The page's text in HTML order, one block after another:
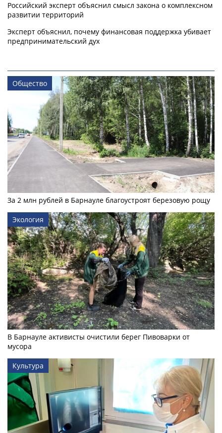
Российский эксперт объяснил смысл закона о комплексном
развитии территорий
Эксперт объяснил, почему финансовая поддержка убивает
предпринимательский дух
Общество
За 2 млн рублей в Барнауле благоустроят березовую рощу
Экология
В Барнауле активисты очистили берег Пивоварки от
мусора
Культура